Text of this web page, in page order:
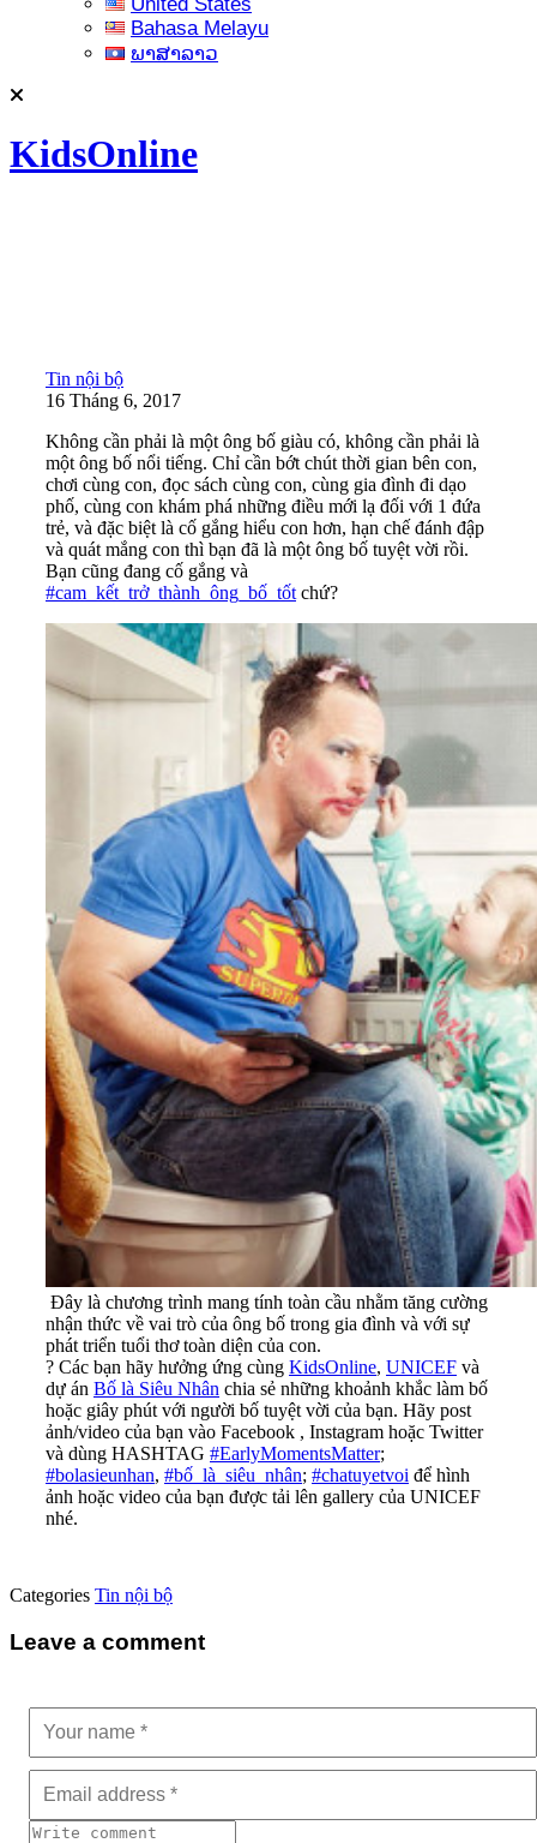
Bahasa Melayu
ພາສາລາວ
KidsOnline
Tin nội bộ
16 Tháng 6, 2017
Không cần phải là một ông bố giàu có, không cần phải là
một ông bố nổi tiếng. Chỉ cần bớt chút thời gian bên con,
chơi cùng con, đọc sách cùng con, cùng gia đình đi dạo
phố, cùng con khám phá những điều mới lạ đối với 1 đứa
trẻ, và đặc biệt là cố gắng hiểu con hơn, hạn chế đánh đập
và quát mắng con thì bạn đã là một ông bố tuyệt vời rồi.
Bạn cũng đang cố gắng và
#cam_kết_trở_thành_ông_bố_tốt chứ?
Đây là chương trình mang tính toàn cầu nhằm tăng cường
nhận thức về vai trò của ông bố trong gia đình và với sự
phát triển tuổi thơ toàn diện của con.
? Các bạn hãy hưởng ứng cùng KidsOnline, UNICEF và
dự án Bố là Siêu Nhân chia sẻ những khoảnh khắc làm bố
hoặc giây phút với người bố tuyệt vời của bạn. Hãy post
ảnh/video của bạn vào Facebook , Instagram hoặc Twitter
và dùng HASHTAG #EarlyMomentsMatter;
#bolasieunhan, #bố_là_siêu_nhân; #chatuyetvoi để hình
ảnh hoặc video của bạn được tải lên gallery của UNICEF
nhé.
Categories Tin nội bộ
Leave a comment